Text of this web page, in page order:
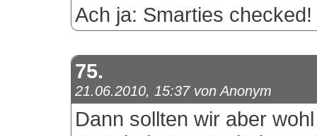
Ach ja: Smarties checked!
75.
21.06.2010, 15:37 von Anonym
Dann sollten wir aber